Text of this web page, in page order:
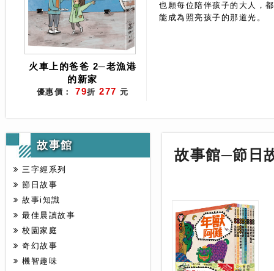
火車上的爸爸 2─老漁港
的新家
優惠價： 79折 277 元
也願每位陪伴孩子的大人，都
能成為照亮孩子的那道光。
故事館
三字經系列
節日故事
故事i知識
最佳晨讀故事
校園家庭
奇幻故事
機智趣味
故事館─節日